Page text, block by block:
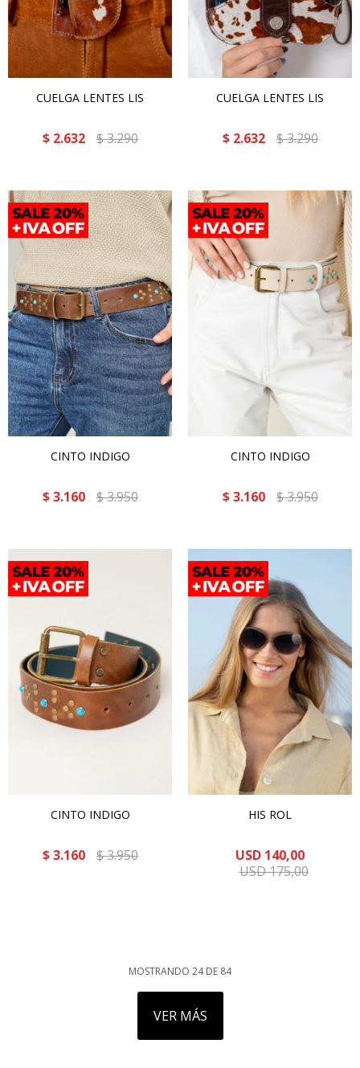
CUELGA LENTES LIS
$ 2.632 $3.290
CUELGA LENTES LIS
$ 2.632 $3.290
CINTO INDIGO
$ 3.160 $3.950
CINTO INDIGO
$ 3.160 $3.950
CINTO INDIGO
$ 3.160 $3.950
HIS ROL
USD 140,00
USD175,00
MOSTRANDO 24DE 84
VER MÁS